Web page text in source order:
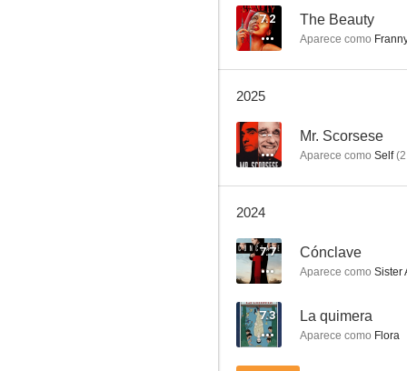
10
7.2 The Beauty
Aparece como
2025
-- Mr. Scorsese
Aparece como Self(2
2024
7.7 Cónclave
Aparece como Sister
7.3 La quimera
Aparece como Flora